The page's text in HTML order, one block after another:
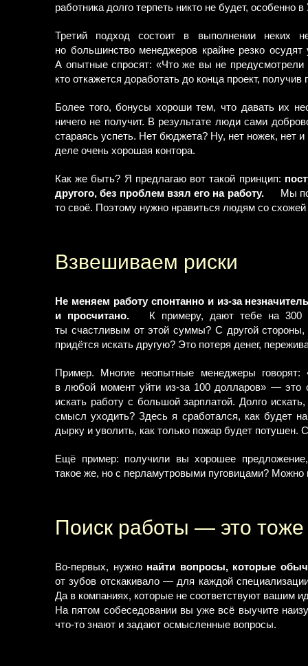
работника долго терпеть никто не будет, особенно
Третий подход состоит в выполнении неких
но большинство менеджеров крайне резко
А опытные спросят: «Что же вы не
кто откажется доработать до конца проект,
Более того, бонусы хороши тем, что давать их
ничего не получит. В результате люди сами
стараясь успеть. Нет бюджета? Ну, нет ножек, нет
деле очень хорошая контора.
Как же быть? Я предлагаю вот такой принцип:
другого, без проблем взял его на работу.
Мы
то своё. Поэтому нужно нравиться людям со
Взвешиваем риски
Не меняем работу спонтанно и из-за
и просчитано.
К примеру, дают тебе на
ты счастливым от этой суммы? С другой
придётся искать другую? Это потеря денег,
Пример. Многие неопытные менеджеры
в любой момент уйти из-за 100 долларов» — это
искать работу с большой зарплатой. Долго
смысл уходить? Здесь я сработался, как будет
дырку и уволить, как только пожар будет потушен.
Ещё пример: получили вы хорошее
такое же, но с перламутровыми пуговицами? Можно
Поиск работы — это тоже
Во-первых, нужно найти вопросы, которые
от зубов отскакивало — для каждой
Да в компаниях, которые не соответствуют вашим
На пятом собеседовании вы уже всё выучите
что-то знают и задают осмысленные вопросы.